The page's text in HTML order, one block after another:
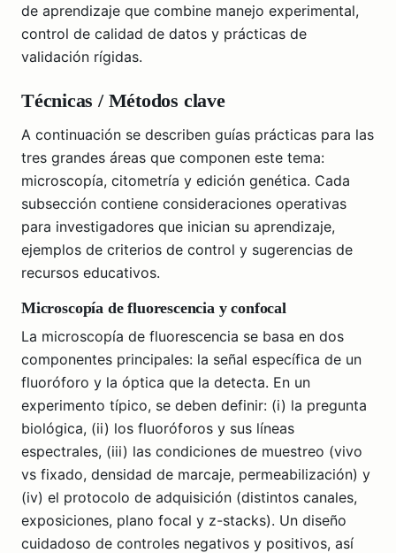
de aprendizaje que combine manejo experimental,
control de calidad de datos y prácticas de
validación rígidas.
Técnicas / Métodos clave
A continuación se describen guías prácticas para las
tres grandes áreas que componen este tema:
microscopía, citometría y edición genética. Cada
subsección contiene consideraciones operativas
para investigadores que inician su aprendizaje,
ejemplos de criterios de control y sugerencias de
recursos educativos.
Microscopía de fluorescencia y confocal
La microscopía de fluorescencia se basa en dos
componentes principales: la señal específica de un
fluoróforo y la óptica que la detecta. En un
experimento típico, se deben definir: (i) la pregunta
biológica, (ii) los fluoróforos y sus líneas
espectrales, (iii) las condiciones de muestreo (vivo
vs fixado, densidad de marcaje, permeabilización) y
(iv) el protocolo de adquisición (distintos canales,
exposiciones, plano focal y z-stacks). Un diseño
cuidadoso de controles negativos y positivos, así